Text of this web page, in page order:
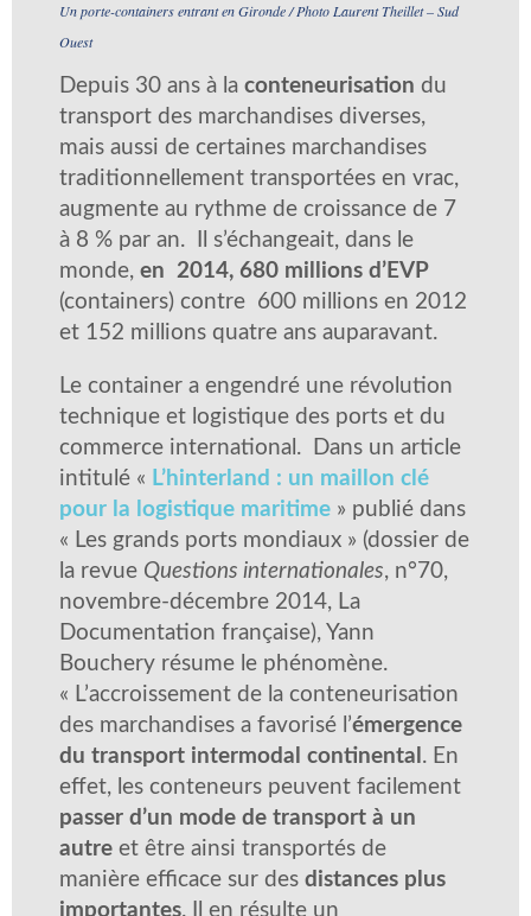
Un porte-containers entrant en Gironde / Photo Laurent Theillet – Sud
Ouest
Depuis 30 ans à la conteneurisation du
transport des marchandises diverses,
mais aussi de certaines marchandises
traditionnellement transportées en vrac,
augmente au rythme de croissance de 7
à 8 % par an. Il s’échangeait, dans le
monde, en 2014, 680 millions d’EVP
(containers) contre 600 millions en 2012
et 152 millions quatre ans auparavant.
Le container a engendré une révolution
technique et logistique des ports et du
commerce international. Dans un article
intitulé « L’hinterland : un maillon clé
pour la logistique maritime » publié dans
« Les grands ports mondiaux » (dossier de
la revue Questions internationales, n°70,
novembre-décembre 2014, La
Documentation française), Yann
Bouchery résume le phénomène.
« L’accroissement de la conteneurisation
des marchandises a favorisé l’émergence
du transport intermodal continental . En
effet, les conteneurs peuvent facilement
passer d’un mode de transport à un
autre et être ainsi transportés de
manière efficace sur des distances plus
importantes. Il en résulte un